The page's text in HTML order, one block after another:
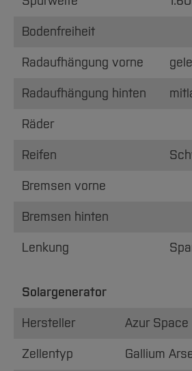
Bodenfreiheit
Radaufhängung vorne
Radaufhängung hinten
Räder
Reifen
Bremsen vorne
Bremsen hinten
Lenkung
Solargenerator
Hersteller Azur Space
Zellentyp Gallium